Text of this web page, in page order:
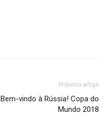
Próximo artigo
Bem-vindo à Rússia! Copa do
Mundo 2018